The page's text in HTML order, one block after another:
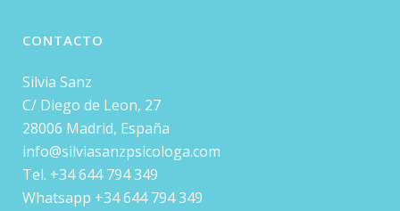
CONTACTO
Silvia Sanz
C/ Diego de Leon, 27
28006 Madrid, España
info@silviasanzpsicologa.com
Tel. +34 644 794 349
Whatsapp +34 644 794 349